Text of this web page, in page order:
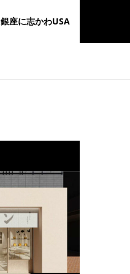
銀座に志かわUSA